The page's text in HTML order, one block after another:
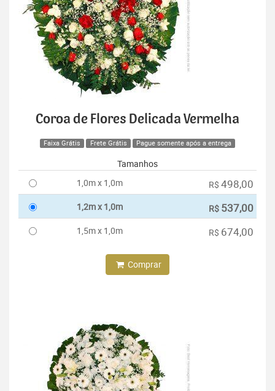
Coroa de Flores Delicada Vermelha
Faixa Grátis Frete Grátis Pague somente após a entrega
Tamanhos
1,0m x 1,0m
R$ 498,00
1,2m x 1,0m R$ 537,00
1,5m x 1,0m R$ 674,00
Comprar